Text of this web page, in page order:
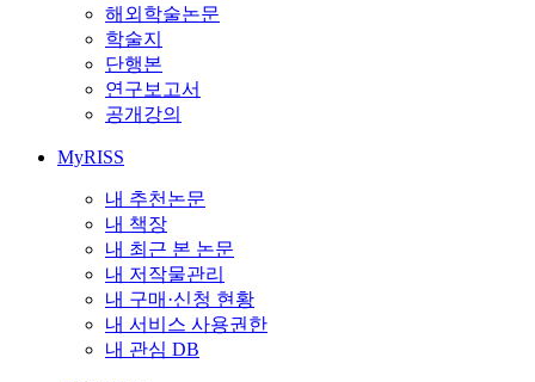
해외학술논문
학술지
단행본
연구보고서
공개강의
MyRISS
내 추천논문
내 책장
내 최근 본 논문
내 저작물관리
내 구매·신청 현황
내 서비스 사용권한
내 관심 DB